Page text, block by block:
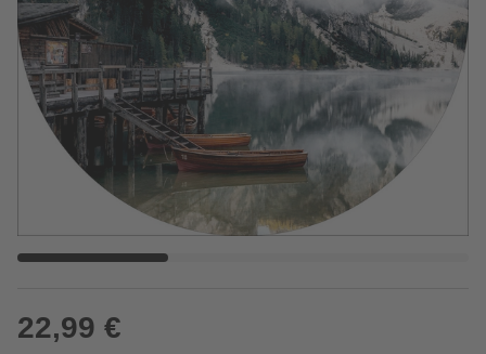
22,99 €